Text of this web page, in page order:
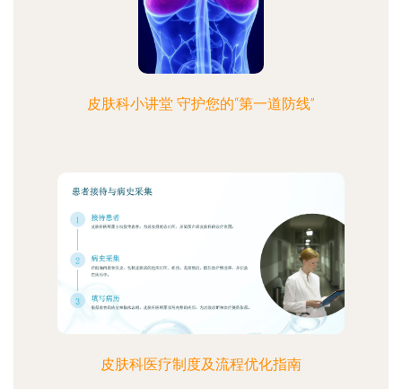
皮肤科小讲堂 守护您的“第一道防线”
皮肤科医疗制度及流程优化指南